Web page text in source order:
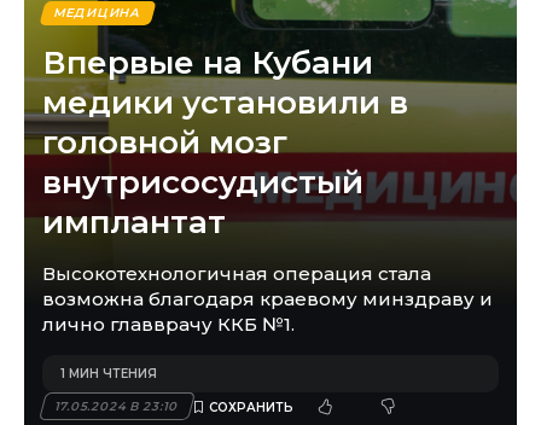
МЕДИЦИНА
Впервые на Кубани
медики установили в
головной мозг
внутрисосудистый
имплантат
Высокотехнологичная операция стала
возможна благодаря краевому минздраву и
лично главврачу ККБ №1.
17.05.2024 В 23:10
1 МИН ЧТЕНИЯ